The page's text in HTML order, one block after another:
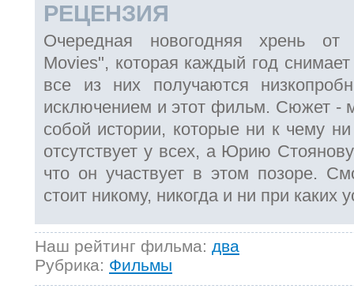
РЕЦЕНЗИЯ
Очередная новогодняя хрень от
Movies", которая каждый год
все из них получаются
исключением и этот фильм. Сюжет -
собой истории, которые ни к чему ни
отсутствует у всех, а Юрию
что он участвует в этом позоре.
стоит никому, никогда и ни при каких
Наш рейтинг фильма: два
Рубрика: Фильмы